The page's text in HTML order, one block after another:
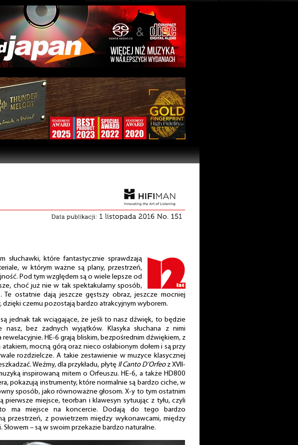
słuchawki, które fantastycznie sprawdzają
w którym ważne są plany, przestrzeń,
Pod tym względem są o wiele lepsze od
choć już nie w tak spektakularny sposób,
Te ostatnie dają jeszcze gęstszy obraz, jeszcze mocniej
dzięki czemu pozostają bardzo atrakcyjnym wyborem.
są jednak tak wciągające, że jeśli to nasz dźwięk, to będzie
nasz, bez żadnych wyjątków. Klasyka słuchana z nimi
rewelacyjnie. HE-6 grają bliskim, bezpośrednim dźwiękiem, z
mocną górą oraz nieco osłabionym dołem i są przy
rozdzielcze. A takie zestawienie w muzyce klasycznej
Weźmy, dla przykładu, płytę Il Canto D’Orfeoz XVII-
inspirowaną mitem o Orfeuszu. HE-6, a także HD800
pokazują instrumenty, które normalnie są bardzo ciche, w
sposób, jako równoważne głosom. X-y to tym ostatnim
pierwsze miejsce, teorban i klawesyn sytuując z tyłu, czyli
ma miejsce na koncercie. Dodają do tego bardzo
przestrzeń, z powietrzem między wykonawcami, między
Słowem – są w swoim przekazie bardzo naturalne.